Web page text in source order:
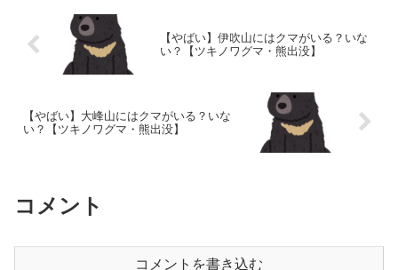
【やばい】伊吹山にはクマがいる？いな
い？【ツキノワグマ・熊出没】
【やばい】大峰山にはクマがいる？いな
い？【ツキノワグマ・熊出没】
コメント
コメントを書き込む